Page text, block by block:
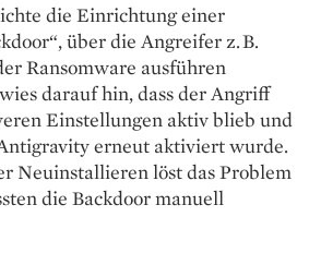
die Einrichtung einer
über die Angreifer z. B.
Ransomware ausführen
darauf hin, dass der Angriff
Einstellungen aktiv blieb und
erneut aktiviert wurde.
Neuinstallieren löst das Problem
die Backdoor manuell